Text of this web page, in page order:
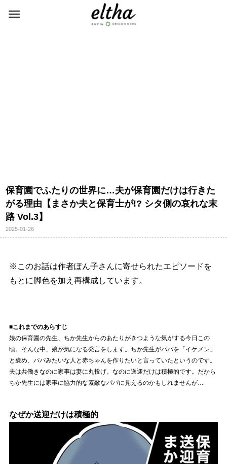
保育園でふたりの世界に…夫が保育園だけは行きた
がる理由【まさか夫と保育士が!? シタ側の哀れな末
路 Vol.3】
2025-01-26
※このお話は作者ぽん子さんに寄せられたエピソードを
もとに脚色を加え再構成しています。
■これまでのあらすじ
娘の保育園の先生、ちか先生からのあたりがきつような気がする今日この
頃。そんな中、娘が気になる発言をします。ちか先生がパパを「イケメン」
と褒め、パパみたいな人と赤ちゃんを作りたいと言っていたというのです。
夫は共働きなのに家事は妻に丸投げ。なのに送迎だけは積極的です。だから
ちか先生には家事に協力的な素敵なパパに見えるのかもしれませんが…
なぜか送迎だけは積極的